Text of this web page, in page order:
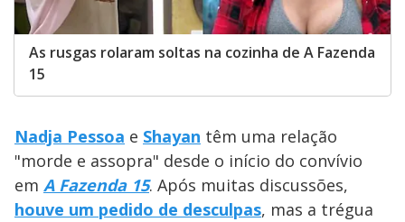
As rusgas rolaram soltas na cozinha de A Fazenda
15
Nadja Pessoa e Shayan têm uma relação
"morde e assopra" desde o início do convívio
em A Fazenda 15. Após muitas discussões,
houve um pedido de desculpas, mas a trégua